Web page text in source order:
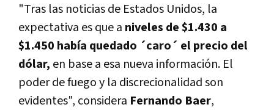
"Tras las noticias de Estados Unidos, la
expectativa es que a niveles de $1.430 a
$1.450 había quedado ´caro´ el precio del
dólar, en base a esa nueva información. El
poder de fuego y la discrecionalidad son
evidentes", considera Fernando Baer,